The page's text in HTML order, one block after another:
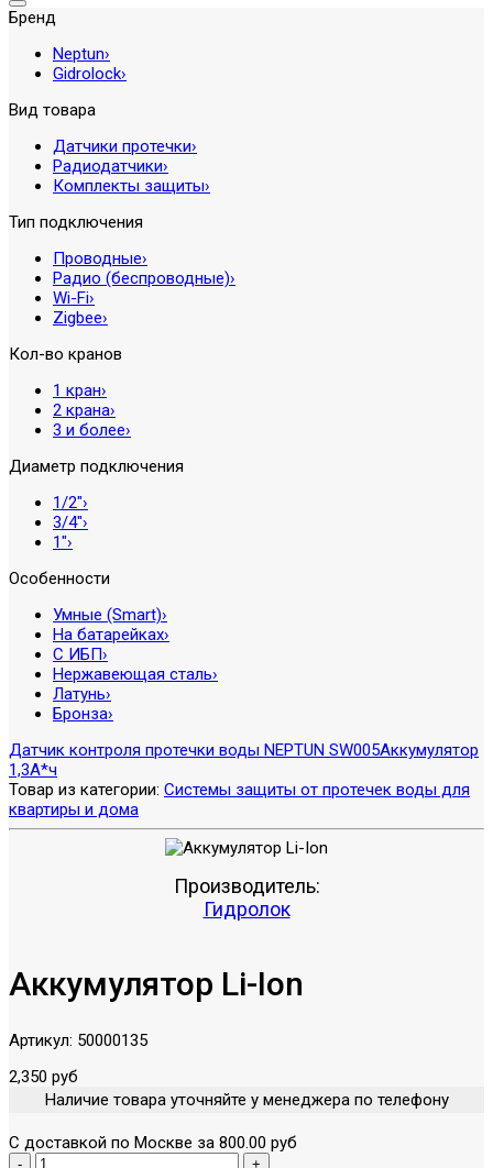
Бренд
Neptun›
Gidrolock›
Вид товара
Датчики протечки›
Радиодатчики›
Комплекты защиты›
Тип подключения
Проводные›
Радио (беспроводные)›
Wi-Fi›
Zigbee›
Кол-во кранов
1 кран›
2 крана›
3 и более›
Диаметр подключения
1/2″›
3/4″›
1″›
Особенности
Умные (Smart)›
На батарейках›
С ИБП›
Нержавеющая сталь›
Латунь›
Бронза›
Датчик контроля протечки воды NEPTUN SW005Аккумулятор
1,3А*ч
Товар из категории: Системы защиты от протечек воды для
квартиры и дома
Производитель:
Гидролок
Аккумулятор Li-Ion
Артикул: 50000135
2,350 руб
Наличие товара уточняйте у менеджера по телефону
С доставкой по Москве за 800.00 руб